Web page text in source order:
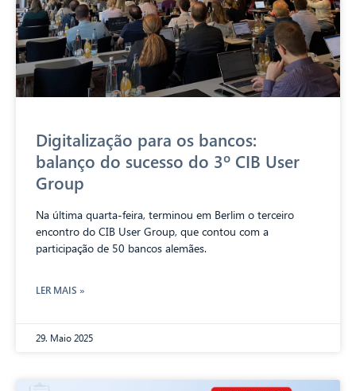
Digitalização para os bancos:
balanço do sucesso do 3º CIB User
Group
Na última quarta-feira, terminou em Berlim o terceiro
encontro do CIB User Group, que contou com a
participação de 50 bancos alemães.
LER MAIS »
29. Maio 2025